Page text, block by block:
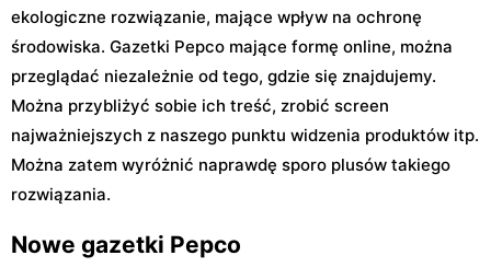
ekologiczne rozwiązanie, mające wpływ na ochronę
środowiska. Gazetki Pepco mające formę online, można
przeglądać niezależnie od tego, gdzie się znajdujemy.
Można przybliżyć sobie ich treść, zrobić screen
najważniejszych z naszego punktu widzenia produktów itp.
Można zatem wyróżnić naprawdę sporo plusów takiego
rozwiązania.
Nowe gazetki Pepco